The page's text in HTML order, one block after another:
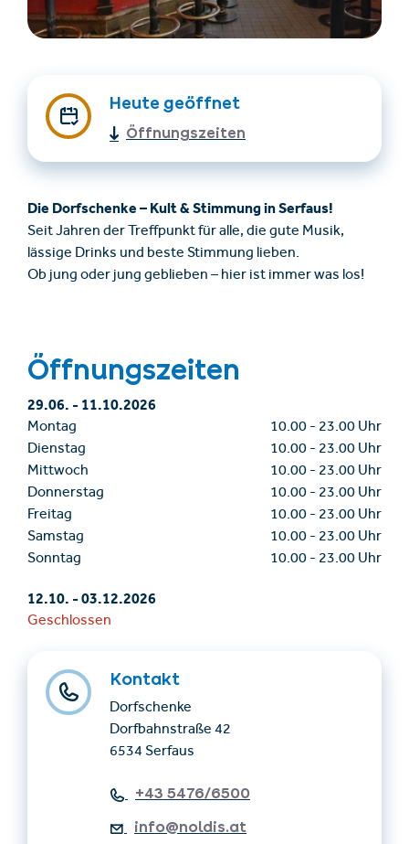
Gutscheinshop
Heute geöffnet
Öffnungszeiten
Die Dorfschenke – Kult & Stimmung in Serfaus!
Seit Jahren der Treffpunkt für alle, die gute Musik,
lässige Drinks und beste Stimmung lieben.
Ob jung oder jung geblieben – hier ist immer was los!
Öffnungszeiten
29.06.-11.10.2026
Montag 10.00 - 23.00 Uhr
Dienstag
10.00 - 23.00 Uhr
Mittwoch
10.00 - 23.00 Uhr
Donnerstag
10.00 - 23.00 Uhr
Freitag
10.00 - 23.00 Uhr
Samstag
10.00 - 23.00 Uhr
Sonntag
10.00 - 23.00 Uhr
12.10.-03.12.2026
Geschlossen
Kontakt
Dorfschenke
Dorfbahnstraße 42
6534 Serfaus
+43 5476/6500
info@noldis.at